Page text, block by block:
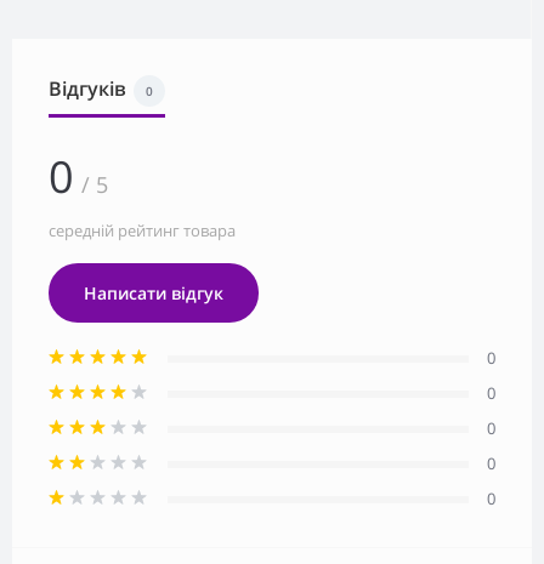
Відгуків 0
0 / 5
середній рейтинг товара
Написати відгук
0
0
0
0
0